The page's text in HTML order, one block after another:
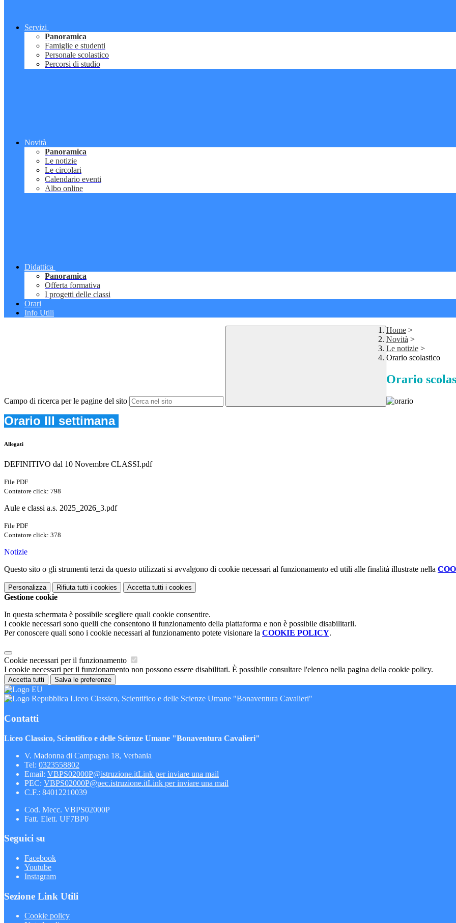
Servizi
Panoramica
Famiglie e studenti
Personale scolastico
Percorsi di studio
Novità
Panoramica
Le notizie
Le circolari
Calendario eventi
Albo online
Didattica
Panoramica
Offerta formativa
I progetti delle classi
Orari
Info Utili
Campo di ricerca per le pagine del sito
Home >
Novità >
Le notizie >
Orario scolastico
Orario
Orario III settimana
Allegati
DEFINITIVO dal 10 Novembre CLASSI.pdf
File PDF
Contatore click: 798
Aule e classi a.s. 2025_2026_3.pdf
File PDF
Contatore click: 378
Notizie
Questo sito o gli strumenti terzi da questo utilizzati si avvalgono di cookie necessari al funzionamento ed utili alle finalità illustrate nella
Personalizza Rifiuta tutti i cookies Accetta tutti i cookies
Gestione cookie
In questa schermata è possibile scegliere quali cookie consentire.
I cookie necessari sono quelli che consentono il funzionamento della piattaforma e non è possibile disabilitarli.
Per conoscere quali sono i cookie necessari al funzionamento potete visionare la COOKIE POLICY.
Cookie necessari per il funzionamento
I cookie necessari per il funzionamento non possono essere disabilitati. È possibile consultare l'elenco nella pagina della cookie policy.
Accetta tutti Salva le preferenze
Liceo Classico, Scientifico e delle Scienze Umane "Bonaventura Cavalieri"
Contatti
Liceo Classico, Scientifico e delle Scienze Umane "Bonaventura Cavalieri"
V. Madonna di Campagna 18, Verbania
Tel: 0323558802
Email: VBPS02000P@istruzione.itLink per inviare una mail
PEC: VBPS02000P@pec.istruzione.itLink per inviare una mail
C.F.: 84012210039
Cod. Mecc. VBPS02000P
Fatt. Elett. UF7BP0
Seguici su
Facebook
Youtube
Instagram
Sezione Link Utili
Cookie policy